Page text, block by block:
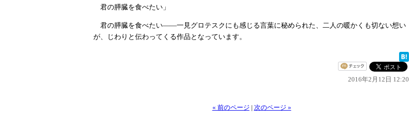
君の膵臓を食べたい」
君の膵臓を食べたい――一見グロテスクにも感じる言葉に秘められた、二人の暖かくも切ない想い
が、じわりと伝わってくる作品となっています。
2016年2月12日 12:20
« 前のページ | 次のページ »